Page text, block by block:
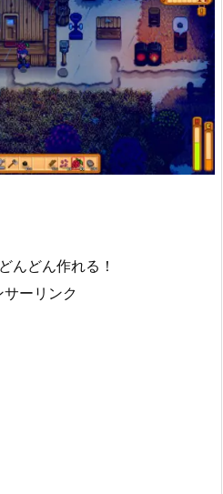
んどん作れる！
サーリンク